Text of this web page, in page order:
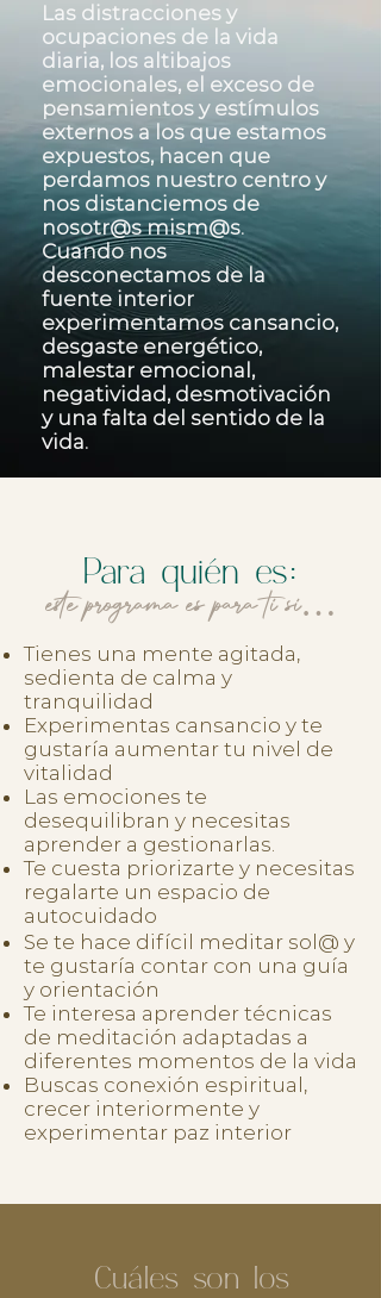
Las distracciones y
ocupaciones de la vida
diaria, los altibajos
emocionales, el exceso de
pensamientos y estímulos
externos a los que estamos
expuestos, hacen que
perdamos nuestro centro y
nos distanciemos de
nosotr@s mism@s.
Cuando nos
desconectamos de la
fuente interior
experimentamos cansancio,
desgaste energético,
malestar emocional,
negatividad, desmotivación
y una falta del sentido de la
vida.
Para quién es:
este programa es para ti si…
Tienes una mente agitada,
sedienta de calma y
tranquilidad
Experimentas cansancio y te
gustaría aumentar tu nivel de
vitalidad
Las emociones te
desequilibran y necesitas
aprender a gestionarlas.
Te cuesta priorizarte y necesitas
regalarte un espacio de
autocuidado
Se te hace difícil meditar sol@ y
te gustaría contar con una guía
y orientación
Te interesa aprender técnicas
de meditación adaptadas a
diferentes momentos de la vida
Buscas conexión espiritual,
crecer interiormente y
experimentar paz interior
Cuáles son los